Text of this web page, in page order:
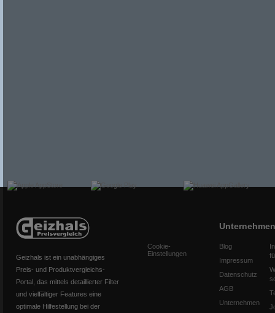
Geizhals ist ein unabhängiges
Preis- und Produktvergleichs-
Portal, das mittels detaillierter Filter
und vielfältiger Features eine
optimale Hilfestellung bei der
Cookie-
Einstellungen
Unternehmen
Blog
Impressum
Datenschutz
AGB
Unternehmen